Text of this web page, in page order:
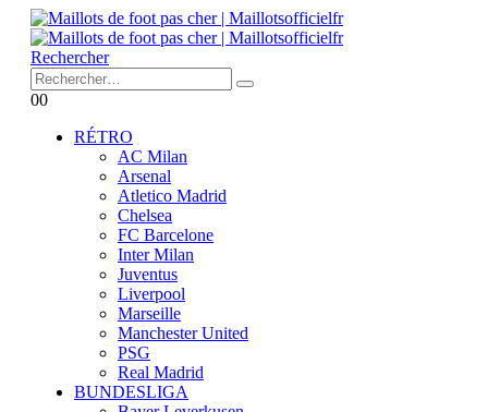
Rechercher
00
RÉTRO
AC Milan
Arsenal
Atletico Madrid
Chelsea
FC Barcelone
Inter Milan
Juventus
Liverpool
Marseille
Manchester United
PSG
Real Madrid
BUNDESLIGA